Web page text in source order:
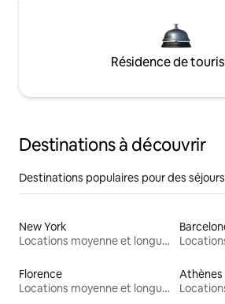
Résidence de
Destinations à découvrir
Destinations populaires pour des
New York
Locations moyenne et longue durée
Florence
Locations moyenne et longue durée
Athènes